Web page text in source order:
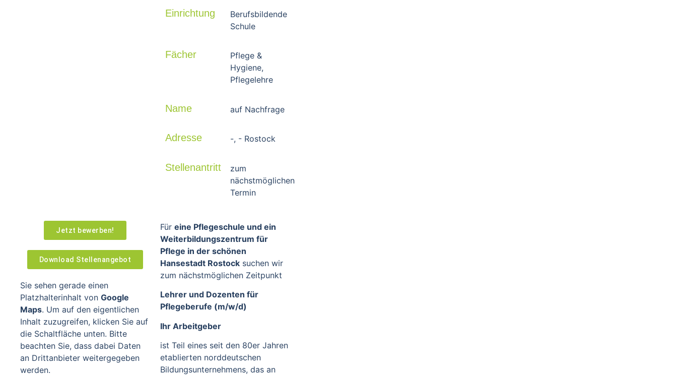
Einrichtung
Berufsbildende
Schule
Fächer
Pflege &
Hygiene,
Pflegelehre
Name auf Nachfrage
Adresse -, - Rostock
Stellenantritt
zum
nächstmöglichen
Termin
Jetzt bewerben!
Download Stellenangebot
Sie sehen gerade einen
Platzhalterinhalt von Google
Maps. Um auf den eigentlichen
Inhalt zuzugreifen, klicken Sie auf
die Schaltfläche unten. Bitte
beachten Sie, dass dabei Daten
an Drittanbieter weitergegeben
werden.
Für eine Pflegeschule und ein
Weiterbildungszentrum für
Pflege in der schönen
Hansestadt Rostock suchen wir
zum nächstmöglichen Zeitpunkt
Lehrer und Dozenten für
Pflegeberufe (m/w/d)
Ihr Arbeitgeber
ist Teil eines seit den 80er Jahren
etablierten norddeutschen
Bildungsunternehmens, das an